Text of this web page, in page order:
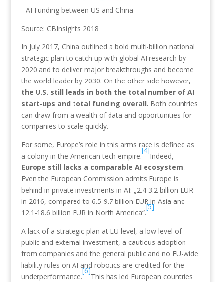
AI Funding between US and China
Source: CBInsights 2018
In July 2017, China outlined a bold multi-billion national
strategic plan to catch up with global AI research by
2020 and to deliver major breakthroughs and become
the world leader by 2030. On the other side however,
the U.S. still leads in both the total number of AI
start-ups and total funding overall. Both countries
can draw from a wealth of data and opportunities for
companies to scale quickly.
For some, Europe’s role in this arms race is defined as
a colony in the American tech empire.
[4]
Indeed,
Europe still lacks a comparable AI ecosystem.
Even the European Commission admits Europe is
behind in private investments in AI: „2.4-3.2 billion EUR
in 2016, compared to 6.5-9.7 billion EUR in Asia and
12.1-18.6 billion EUR in North America“.
[5]
A lack of a strategic plan at EU level, a low level of
public and external investment, a cautious adoption
from companies and the general public and no EU-wide
liability rules on AI and robotics are credited for the
underperformance.
[6]
This has led European countries